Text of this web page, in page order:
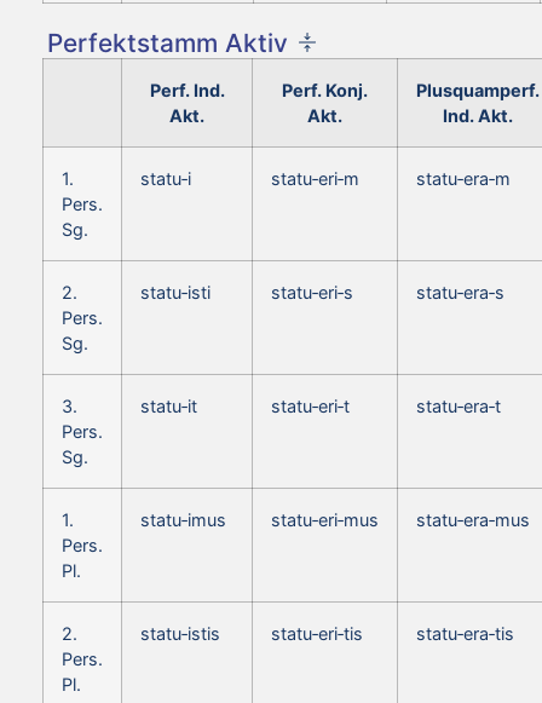
Perfektstamm Aktiv
Perf. Ind.
Akt.
Perf. Konj.
Akt.
Plusquamperf.
Ind. Akt.
1.
Pers.
Sg.
statu‑i statu‑eri‑m statu‑era‑m
2.
Pers.
Sg.
statu‑isti statu‑eri‑s statu‑era‑s
3.
Pers.
Sg.
statu‑it statu‑eri‑t statu‑era‑t
1.
Pers.
Pl.
statu‑imus statu‑eri‑mus statu‑era‑mus
2.
Pers.
Pl.
statu‑istis statu‑eri‑tis statu‑era‑tis